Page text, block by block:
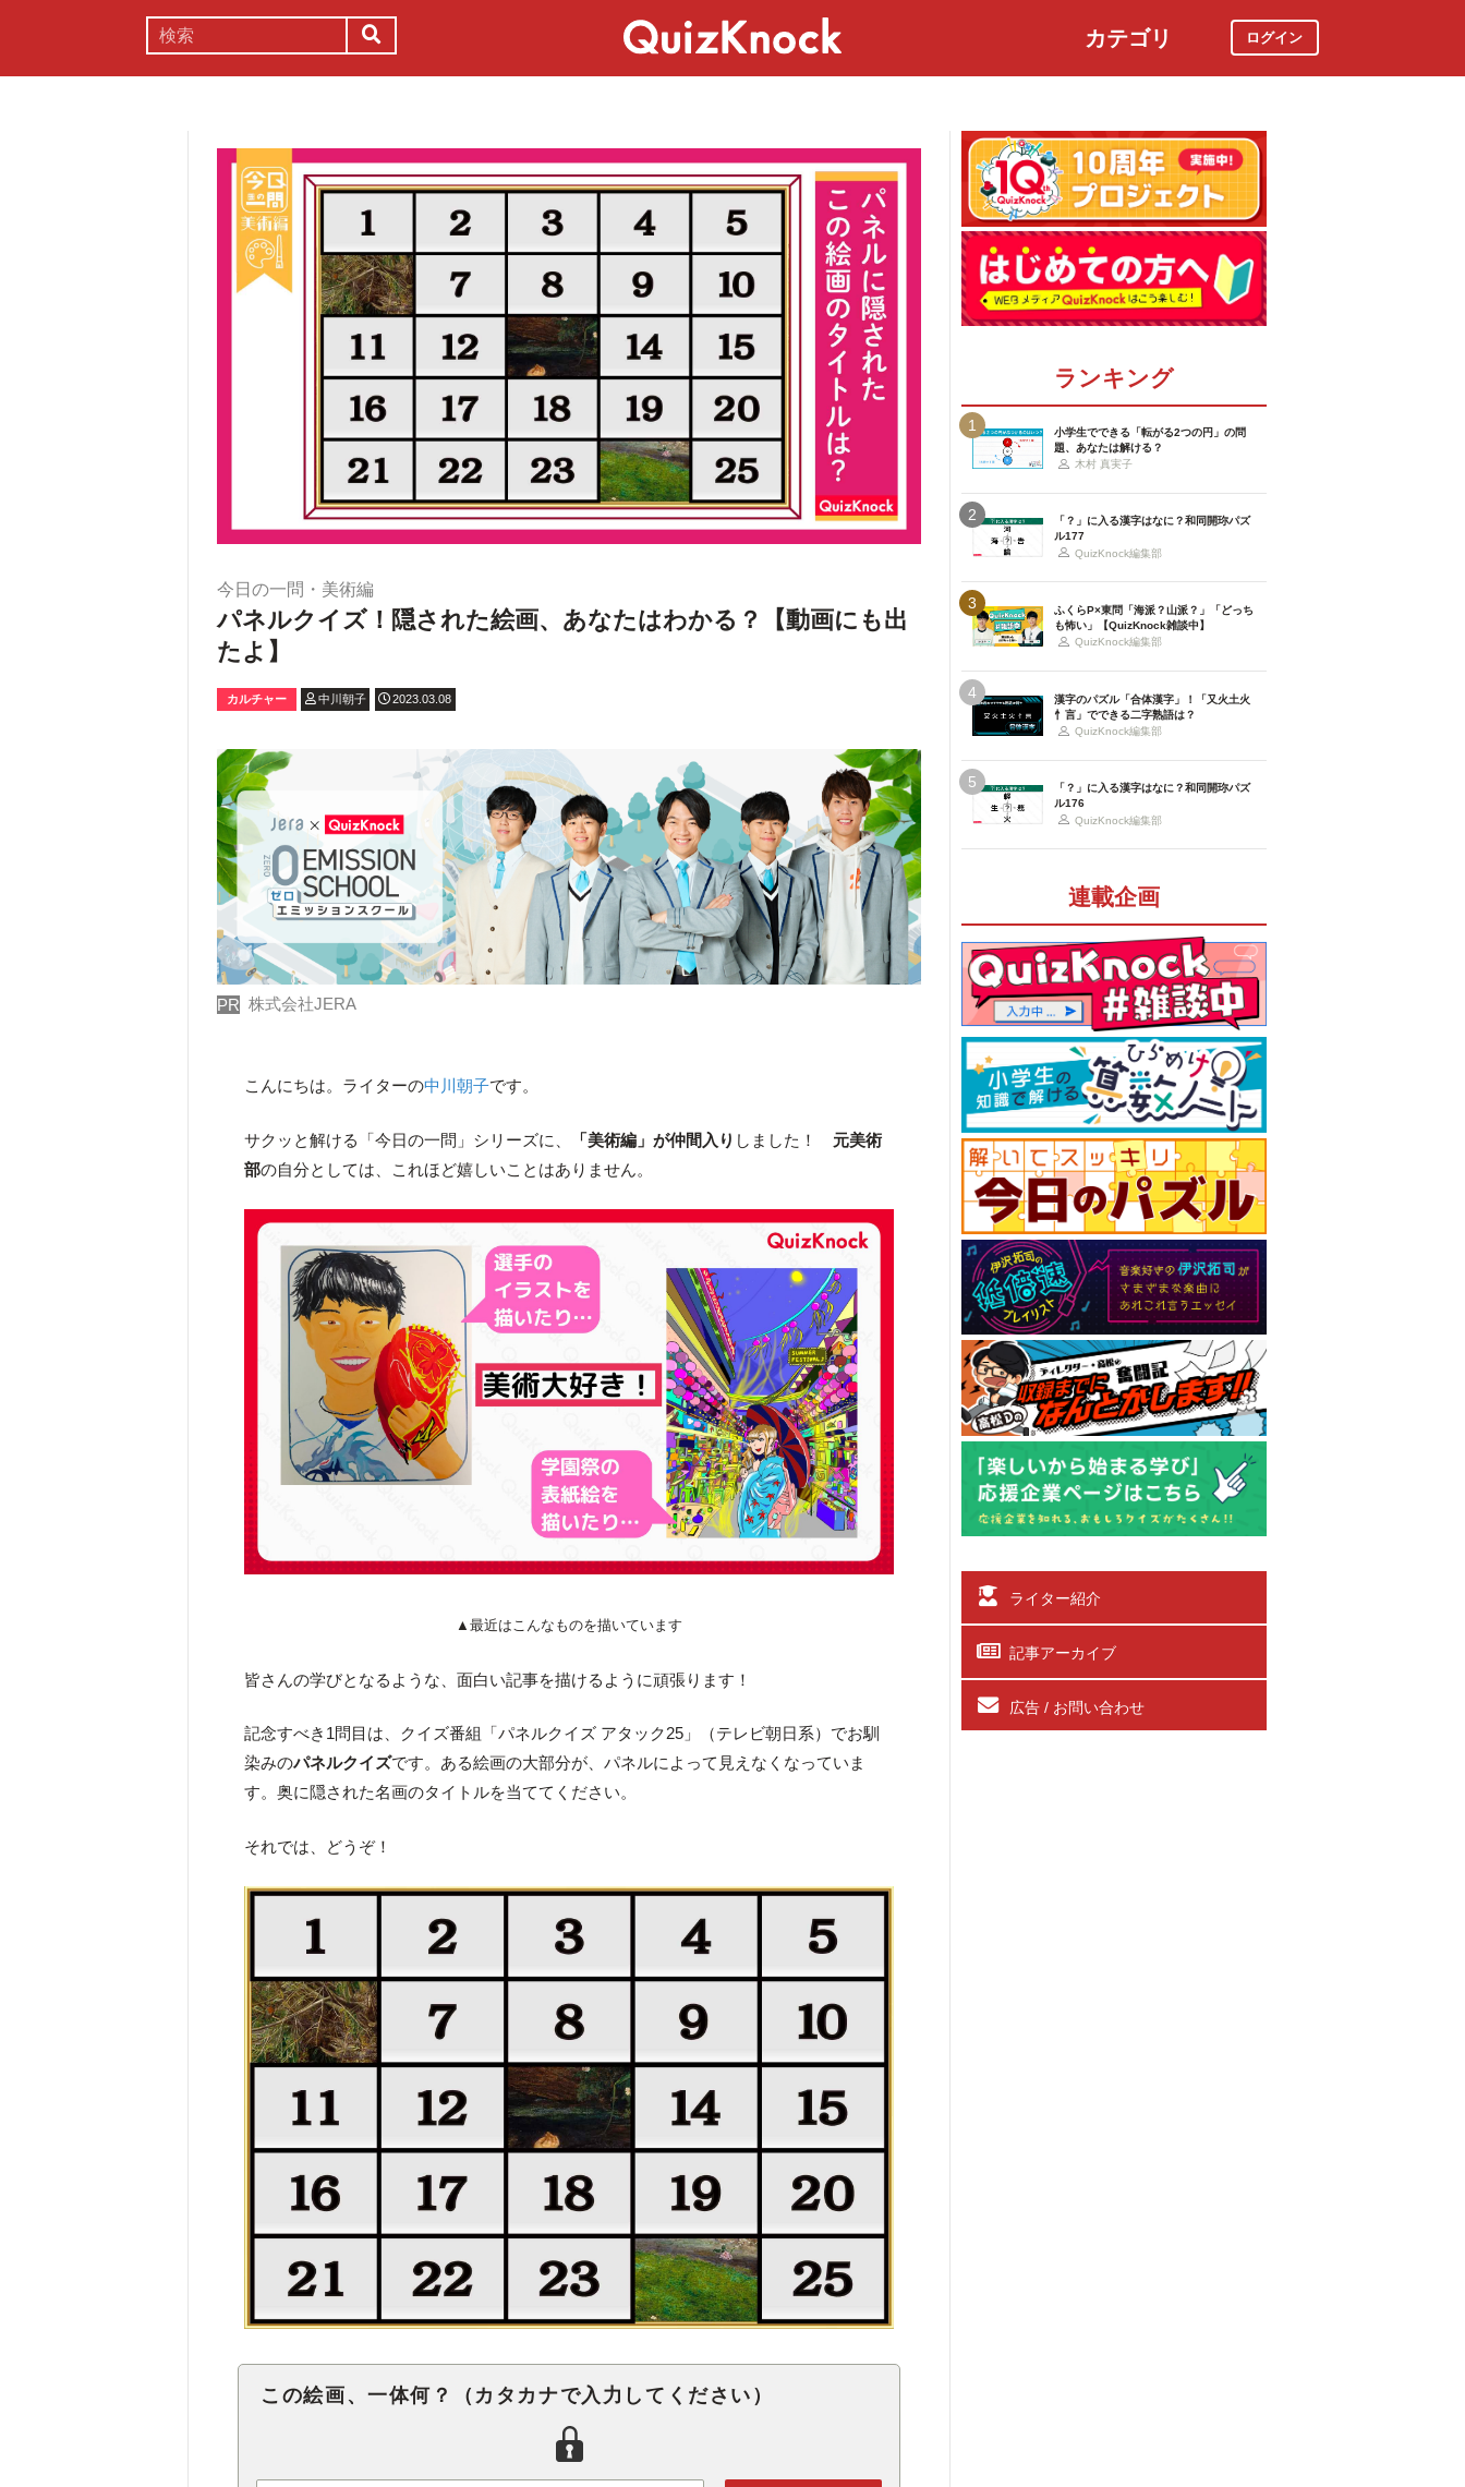
カテゴリ ログイン
今日の一問・美術編
パネルクイズ！隠された絵画、あなたはわかる？【動画にも出
たよ】
カルチャー 中川朝子 2023.03.08
PR 株式会社JERA
こんにちは。ライターの中川朝子です。
サクッと解ける「今日の一問」シリーズに、 「美術編」が仲間入り しました！ 元美術
部の自分としては、これほど嬉しいことはありません。
▲最近はこんなものを描いています
皆さんの学びとなるような、面白い記事を描けるように頑張ります！
記念すべき1問目は、クイズ番組「パネルクイズ アタック25」（テレビ朝日系）でお馴
染みのパネルクイズです。ある絵画の大部分が、パネルによって見えなくなっていま
す。奥に隠された名画のタイトルを当ててください。
それでは、どうぞ！
この絵画、一体何？（カタカナで入力してください）
ランキング
1
小学生でできる「転がる2つの円」の問
題、あなたは解ける？
木村 真実子
2
「？」に入る漢字はなに？和同開珎パズ
ル177
QuizKnock編集部
3
ふくらP×東問「海派？山派？」「どっち
も怖い」【QuizKnock雑談中】
QuizKnock編集部
4
漢字のパズル「合体漢字」！「又火土火
忄言」でできる二字熟語は？
QuizKnock編集部
5
「？」に入る漢字はなに？和同開珎パズ
ル176
QuizKnock編集部
連載企画
ライター紹介
記事アーカイブ
広告 / お問い合わせ